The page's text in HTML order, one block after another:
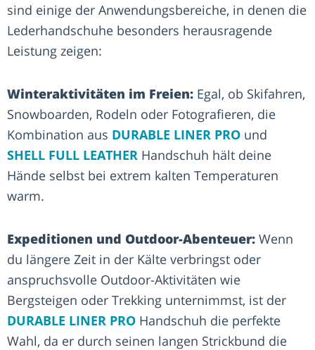
sind einige der Anwendungsbereiche, in denen die
Lederhandschuhe besonders herausragende
Leistung zeigen:
Winteraktivitäten im Freien: Egal, ob Skifahren,
Snowboarden, Rodeln oder Fotografieren, die
Kombination aus DURABLE LINER PRO und
SHELL FULL LEATHER Handschuh hält deine
Hände selbst bei extrem kalten Temperaturen
warm.
Expeditionen und Outdoor-Abenteuer: Wenn
du längere Zeit in der Kälte verbringst oder
anspruchsvolle Outdoor-Aktivitäten wie
Bergsteigen oder Trekking unternimmst, ist der
DURABLE LINER PRO Handschuh die perfekte
Wahl, da er durch seinen langen Strickbund die